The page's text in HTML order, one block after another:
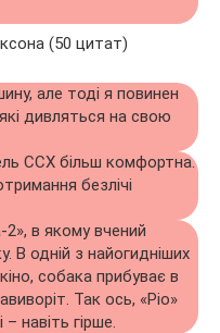
але тоді я повинен
дивляться на свою
CCX більш комфортна.
безлічі
в якому вчений
В одній з найогидніших
собака прибуває в
Так ось, «Ріо»
навіть гірше.